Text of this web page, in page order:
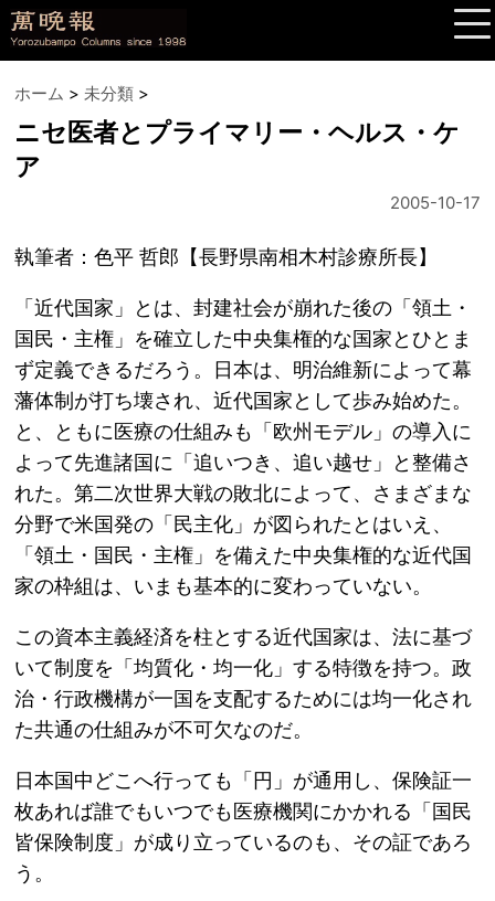
ホーム > 未分類 >
ニセ医者とプライマリー・ヘルス・ケ
ア
2005-10-17
執筆者：色平 哲郎【長野県南相木村診療所長】
「近代国家」とは、封建社会が崩れた後の「領土・
国民・主権」を確立した中央集権的な国家とひとま
ず定義できるだろう。日本は、明治維新によって幕
藩体制が打ち壊され、近代国家として歩み始めた。
と、ともに医療の仕組みも「欧州モデル」の導入に
よって先進諸国に「追いつき、追い越せ」と整備さ
れた。第二次世界大戦の敗北によって、さまざまな
分野で米国発の「民主化」が図られたとはいえ、
「領土・国民・主権」を備えた中央集権的な近代国
家の枠組は、いまも基本的に変わっていない。
この資本主義経済を柱とする近代国家は、法に基づ
いて制度を「均質化・均一化」する特徴を持つ。政
治・行政機構が一国を支配するためには均一化され
た共通の仕組みが不可欠なのだ。
日本国中どこへ行っても「円」が通用し、保険証一
枚あれば誰でもいつでも医療機関にかかれる「国民
皆保険制度」が成り立っているのも、その証であろ
う。